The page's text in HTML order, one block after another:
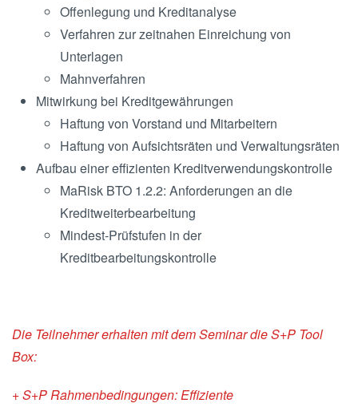
Offenlegung und Kreditanalyse
Verfahren zur zeitnahen Einreichung von
Unterlagen
Mahnverfahren
Mitwirkung bei Kreditgewährungen
Haftung von Vorstand und Mitarbeitern
Haftung von Aufsichtsräten und Verwaltungsräten
Aufbau einer effizienten Kreditverwendungskontrolle
MaRisk BTO 1.2.2: Anforderungen an die
Kreditweiterbearbeitung
Mindest-Prüfstufen in der
Kreditbearbeitungskontrolle
Die Teilnehmer erhalten mit dem Seminar die S+P Tool
Box:
+ S+P Rahmenbedingungen: Effiziente